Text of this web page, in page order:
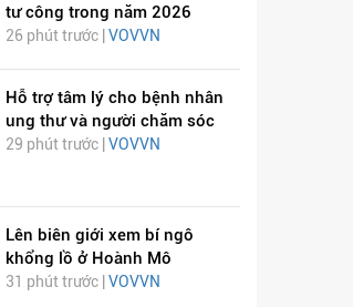
tư công trong năm 2026
26 phút trước | VOVVN
Hỗ trợ tâm lý cho bệnh nhân
ung thư và người chăm sóc
29 phút trước | VOVVN
Lên biên giới xem bí ngô
khổng lồ ở Hoành Mô
31 phút trước | VOVVN